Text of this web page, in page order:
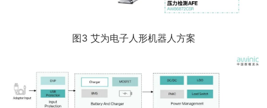
图3 艾为电子人形机器人方案